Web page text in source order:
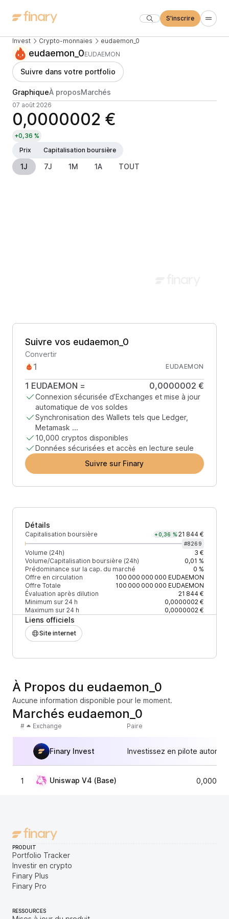
S'inscrire
Invest Crypto-monnaies eudaemon_0
eudaemon_0EUDAEMON
Suivre dans votre portfolio
GraphiqueÀ proposMarchés
07 août 2026
0,0000002 €
+0,36 %
Prix
Capitalisation boursière
1J 7J 1M 1A TOUT
Suivre vos eudaemon_0
Convertir
EUDAEMON
1 EUDAEMON = 0,0000002 €
Connexion sécurisée d’Exchanges et mise à jour
automatique de vos soldes
Synchronisation des Wallets tels que Ledger,
Metamask ...
10,000 cryptos disponibles
Données sécurisées et accès en lecture seule
Suivre sur Finary
Détails
Capitalisation boursière +0,36 % 21 844 €
#8269
Volume (24h)
3 €
Volume/Capitalisation boursière (24h)
0,01 %
Prédominance sur la cap. du marché
0 %
Offre en circulation
100 000 000 000 EUDAEMON
Offre Totale
100 000 000 000 EUDAEMON
Évaluation après dilution
21 844 €
Minimum sur 24 h
0,0000002 €
Maximum sur 24 h
0,0000002 €
Liens officiels
Site internet
À Propos du eudaemon_0
Aucune information disponible pour le moment.
Marchés eudaemon_0
# Exchange Paire
Finary Invest Investissez en pilote
1 Uniswap V4 (Base)
PRODUIT
Portfolio Tracker
Investir en crypto
Finary Plus
Finary Pro
RESSOURCES